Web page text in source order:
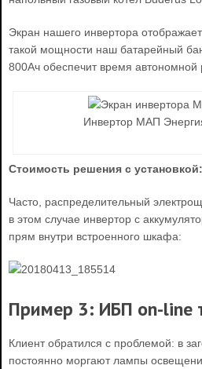
Экран нашего инвертора
такой мощности наш батарейный
800Ач обеспечит время
Инвертор МАП
Стоимость решения с установкой:
Часто, распределительный
в этом случае инвертор с
прям внутри встроенного шкафа:
Пример 3: ИБП on-line
Клиент обратился с проблемой: в
постоянно моргают лампы